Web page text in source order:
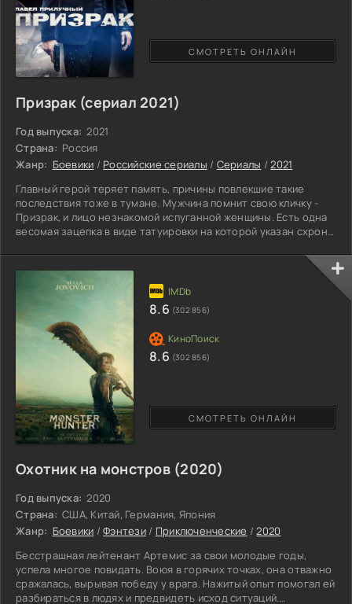
Призрак (сериал 2021)
Год выпуска: 2021
Страна: Россия
Жанр: Боевики / Российские сериалы / Сериалы /2021
Главный герой теряет память, причины повлекшие такие
последствия тоже в тумане. Мужчина помнит свою кличку -
Призрак, и лицо незнакомой испуганной женщины. Есть одна
весомая зацепка в виде татуировки на которой указан схрон
суммы. Во время поездке к тайнику, парень знакомится с
симпатичной девушкой Аленой. Между молодыми вспыхивают
чувства. Однако за Призраком идет слежка, криминальные
элементы не собираются отпускать столь ценного кадра,
СМОТРЕТЬ ОНЛАЙН
Охотник на монстров (2020)
Год выпуска: 2020
Страна: США, Китай, Германия, Япония
Жанр: Боевики /Фэнтези / Приключенческие /2020
Бесстрашная лейтенант Артемис за свои молодые годы,
успела многое повидать. Воюя в горячих точках, она отважно
сражалась, вырывая победу у врага. Нажитый опыт помогал ей
разбираться в людях и предвидеть исход ситуаций.
СМОТРЕТЬ ОНЛАЙН
8.6 (302 856)
8.6 (302 856)